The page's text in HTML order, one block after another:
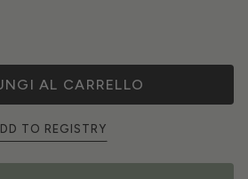
AL CARRELLO
TO REGISTRY